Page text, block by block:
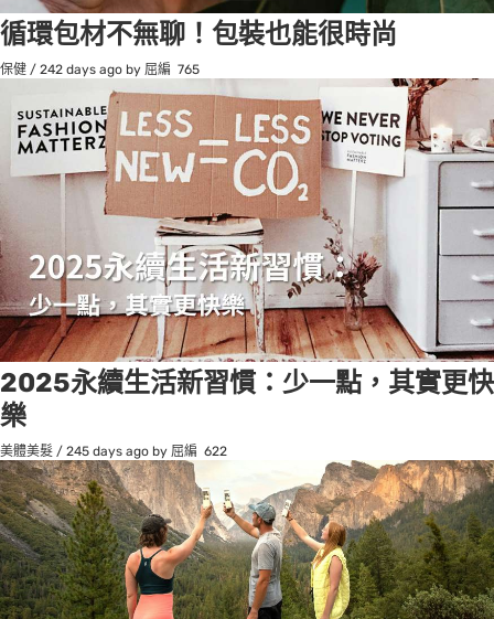
循環包材不無聊！包裝也能很時尚
保健 / 242 days ago by 屈編 765
2025永續生活新習慣：少一點，其實更快
樂
美體美髮 / 245 days ago by 屈編 622